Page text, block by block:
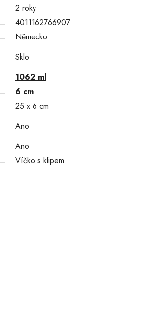
2 roky
4011162766907
Německo
Sklo
1062 ml
6 cm
25 x 6 cm
Ano
Ano
Víčko s klipem